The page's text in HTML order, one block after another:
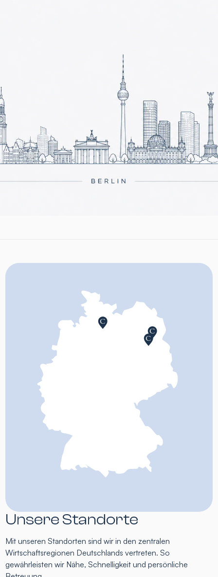
Unsere Standorte
Mit unseren Standorten sind wir in den zentralen
Wirtschaftsregionen Deutschlands vertreten. So
gewährleisten wir Nähe, Schnelligkeit und persönliche